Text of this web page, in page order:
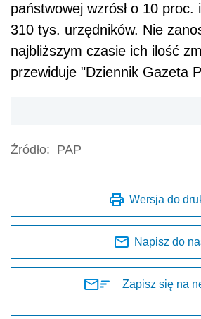
państwowej wzrósł o 10 proc.
310 tys. urzędników. Nie
najbliższym czasie ich ilość
przewiduje "Dziennik Gazeta
Źródło: PAP
Wersja do
Napisz do
Zapisz się na